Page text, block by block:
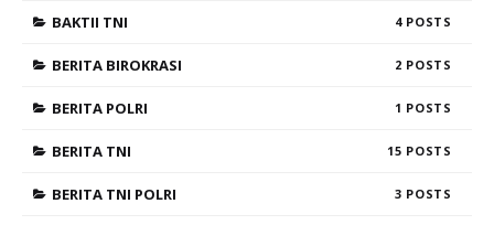
BAKTII TNI 4
BERITA BIROKRASI 2
BERITA POLRI 1
BERITA TNI 15
BERITA TNI POLRI 3